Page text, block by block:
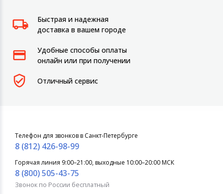
Быстрая и надежная
доставка в вашем городе
Удобные способы оплаты
онлайн или при получении
Отличный сервис
Телефон для звонков в Санкт-Петербурге
8 (812) 426-98-99
Горячая линия 9:00–21:00, выходные 10:00–20:00 МСК
8 (800) 505-43-75
Звонок по России бесплатный